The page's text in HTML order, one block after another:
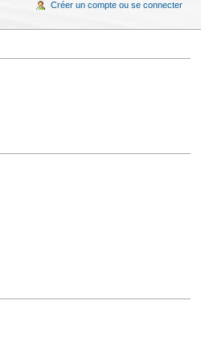
Créer un compte ou se connecter